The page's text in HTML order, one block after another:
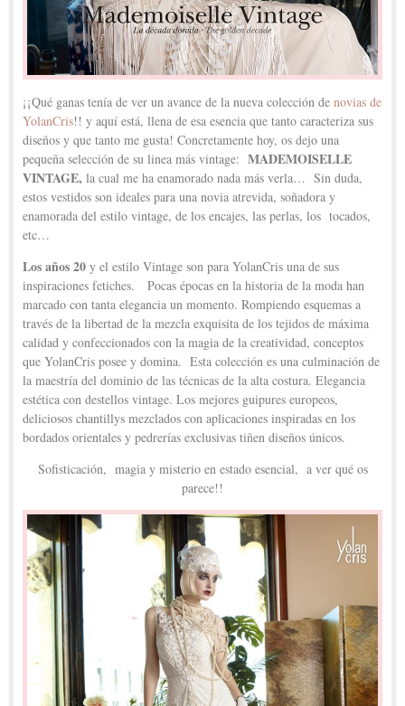
¡¡Qué ganas tenía de ver un avance de la nueva colección de novias de
YolanCris!! y aquí está, llena de esa esencia que tanto caracteriza sus
diseños y que tanto me gusta! Concretamente hoy, os dejo una
pequeña selección de su linea más vintage: MADEMOISELLE
VINTAGE, la cual me ha enamorado nada más verla… Sin duda,
estos vestidos son ideales para una novia atrevida, soñadora y
enamorada del estilo vintage, de los encajes, las perlas, los tocados,
etc…
Los años 20 y el estilo Vintage son para YolanCris una de sus
inspiraciones fetiches. Pocas épocas en la historia de la moda han
marcado con tanta elegancia un momento. Rompiendo esquemas a
través de la libertad de la mezcla exquisita de los tejidos de máxima
calidad y confeccionados con la magia de la creatividad, conceptos
que YolanCris posee y domina. Esta colección es una culminación de
la maestría del dominio de las técnicas de la alta costura. Elegancia
estética con destellos vintage. Los mejores guipures europeos,
deliciosos chantillys mezclados con aplicaciones inspiradas en los
bordados orientales y pedrerías exclusivas tiñen diseños únicos.
Sofisticación, magia y misterio en estado esencial, a ver qué os
parece!!